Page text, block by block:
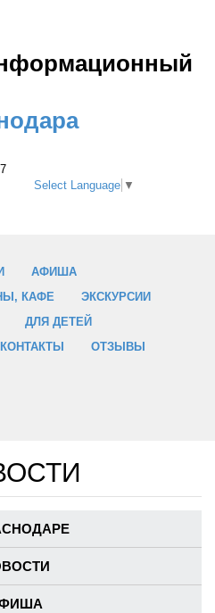
Select Language ▼
АФИША
КАФЕ
ЭКСКУРСИИ
ДЛЯ ДЕТЕЙ
КОНТАКТЫ ОТЗЫВЫ